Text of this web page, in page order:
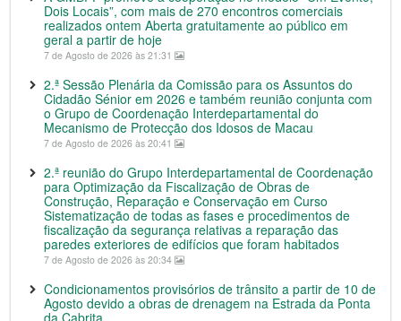
Dois Locais”, com mais de 270 encontros comerciais
realizados ontem Aberta gratuitamente ao público em
geral a partir de hoje
7 de Agosto de 2026 às 21:31
2.ª Sessão Plenária da Comissão para os Assuntos do
Cidadão Sénior em 2026 e também reunião conjunta com
o Grupo de Coordenação Interdepartamental do
Mecanismo de Protecção dos Idosos de Macau
7 de Agosto de 2026 às 20:41
2.ª reunião do Grupo Interdepartamental de Coordenação
para Optimização da Fiscalização de Obras de
Construção, Reparação e Conservação em Curso
Sistematização de todas as fases e procedimentos de
fiscalização da segurança relativas a reparação das
paredes exteriores de edifícios que foram habitados
7 de Agosto de 2026 às 20:34
Condicionamentos provisórios de trânsito a partir de 10 de
Agosto devido a obras de drenagem na Estrada da Ponta